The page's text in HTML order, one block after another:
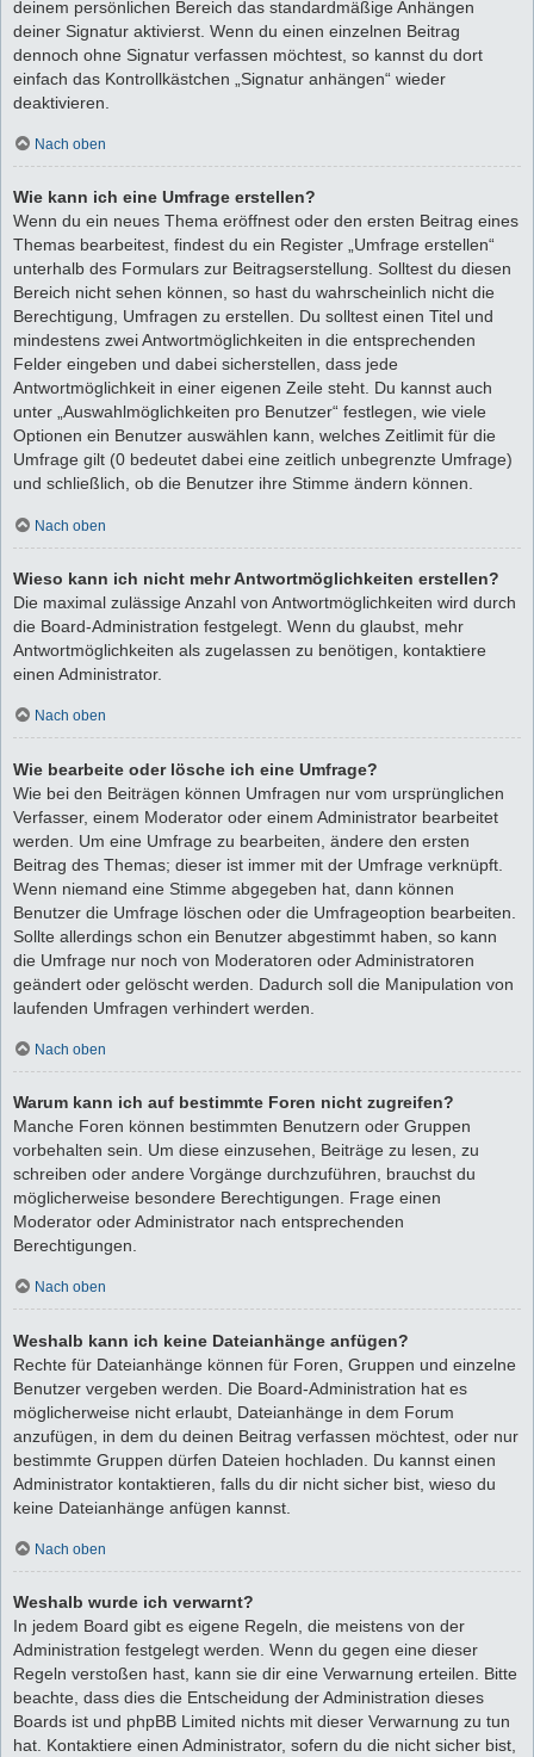
deinem persönlichen Bereich das standardmäßige Anhängen
deiner Signatur aktivierst. Wenn du einen einzelnen Beitrag
dennoch ohne Signatur verfassen möchtest, so kannst du dort
einfach das Kontrollkästchen „Signatur anhängen“ wieder
deaktivieren.
Nach oben
Wie kann ich eine Umfrage erstellen?
Wenn du ein neues Thema eröffnest oder den ersten Beitrag eines
Themas bearbeitest, findest du ein Register „Umfrage erstellen“
unterhalb des Formulars zur Beitragserstellung. Solltest du diesen
Bereich nicht sehen können, so hast du wahrscheinlich nicht die
Berechtigung, Umfragen zu erstellen. Du solltest einen Titel und
mindestens zwei Antwortmöglichkeiten in die entsprechenden
Felder eingeben und dabei sicherstellen, dass jede
Antwortmöglichkeit in einer eigenen Zeile steht. Du kannst auch
unter „Auswahlmöglichkeiten pro Benutzer“ festlegen, wie viele
Optionen ein Benutzer auswählen kann, welches Zeitlimit für die
Umfrage gilt (0 bedeutet dabei eine zeitlich unbegrenzte Umfrage)
und schließlich, ob die Benutzer ihre Stimme ändern können.
Nach oben
Wieso kann ich nicht mehr Antwortmöglichkeiten erstellen?
Die maximal zulässige Anzahl von Antwortmöglichkeiten wird durch
die Board-Administration festgelegt. Wenn du glaubst, mehr
Antwortmöglichkeiten als zugelassen zu benötigen, kontaktiere
einen Administrator.
Nach oben
Wie bearbeite oder lösche ich eine Umfrage?
Wie bei den Beiträgen können Umfragen nur vom ursprünglichen
Verfasser, einem Moderator oder einem Administrator bearbeitet
werden. Um eine Umfrage zu bearbeiten, ändere den ersten
Beitrag des Themas; dieser ist immer mit der Umfrage verknüpft.
Wenn niemand eine Stimme abgegeben hat, dann können
Benutzer die Umfrage löschen oder die Umfrageoption bearbeiten.
Sollte allerdings schon ein Benutzer abgestimmt haben, so kann
die Umfrage nur noch von Moderatoren oder Administratoren
geändert oder gelöscht werden. Dadurch soll die Manipulation von
laufenden Umfragen verhindert werden.
Nach oben
Warum kann ich auf bestimmte Foren nicht zugreifen?
Manche Foren können bestimmten Benutzern oder Gruppen
vorbehalten sein. Um diese einzusehen, Beiträge zu lesen, zu
schreiben oder andere Vorgänge durchzuführen, brauchst du
möglicherweise besondere Berechtigungen. Frage einen
Moderator oder Administrator nach entsprechenden
Berechtigungen.
Nach oben
Weshalb kann ich keine Dateianhänge anfügen?
Rechte für Dateianhänge können für Foren, Gruppen und einzelne
Benutzer vergeben werden. Die Board-Administration hat es
möglicherweise nicht erlaubt, Dateianhänge in dem Forum
anzufügen, in dem du deinen Beitrag verfassen möchtest, oder nur
bestimmte Gruppen dürfen Dateien hochladen. Du kannst einen
Administrator kontaktieren, falls du dir nicht sicher bist, wieso du
keine Dateianhänge anfügen kannst.
Nach oben
Weshalb wurde ich verwarnt?
In jedem Board gibt es eigene Regeln, die meistens von der
Administration festgelegt werden. Wenn du gegen eine dieser
Regeln verstoßen hast, kann sie dir eine Verwarnung erteilen. Bitte
beachte, dass dies die Entscheidung der Administration dieses
Boards ist und phpBB Limited nichts mit dieser Verwarnung zu tun
hat. Kontaktiere einen Administrator, sofern du die nicht sicher bist,